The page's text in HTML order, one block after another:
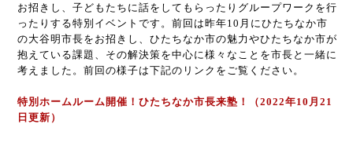
お招きし、子どもたちに話をしてもらったりグループワークを行
ったりする特別イベントです。前回は昨年10 月にひたちなか市
の大谷明市長をお招きし、ひたちなか市の魅力やひたちなか市が
抱えている課題、その解決策を中心に様々なことを市長と一緒に
考えました。前回の様子は下記のリンクをご覧ください。
特別ホームルーム開催！ひたちなか市長来塾！（2022年10月21
日更新）